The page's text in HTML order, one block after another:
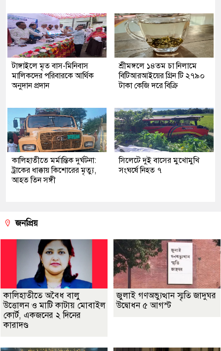
টাঙ্গাইলে মৃত বাস-মিনিবাস
মালিকদের পরিবারকে আর্থিক
অনুদান প্রদান
শ্রীমঙ্গলে ১৪তম চা নিলামে
বিটিআরআইয়ের গ্রিন টি ২৭৯০
টাকা কেজি দরে বিক্রি
কালিহাতীতে মর্মান্তিক দুর্ঘটনা:
ট্রাকের ধাক্কায় কিশোরের মৃত্যু,
আহত তিন সঙ্গী
সিলেটে দুই বাসের মুখোমুখি
সংঘর্ষে নিহত ৭
জনপ্রিয়
কালিহাতীতে অবৈধ বালু
উত্তোলন ও মাটি কাটায় মোবাইল
কোর্ট, একজনের ২ দিনের
কারাদণ্ড
জুলাই গণঅভ্যুত্থান স্মৃতি জাদুঘর
উদ্বোধন ৫ আগস্ট